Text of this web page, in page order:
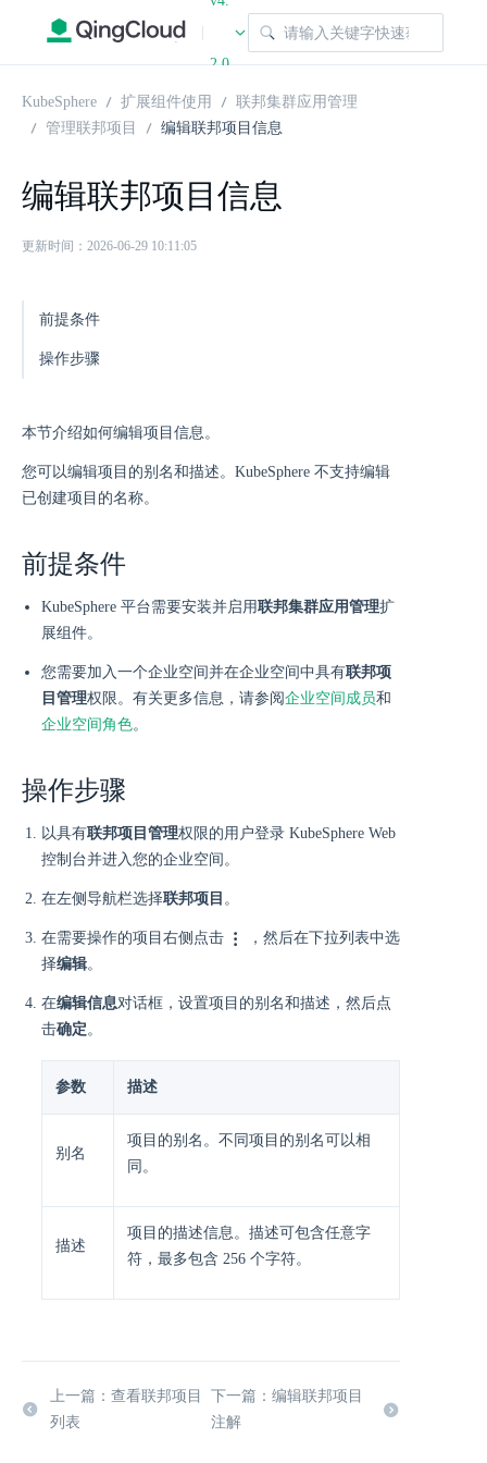
|
2.0
KubeSphere 扩展组件使用
联邦集群应用管理
管理联邦项目
编辑联邦项目信息
编辑联邦项目信息
更新时间：2026-06-29 10:11:05
前提条件
操作步骤
本节介绍如何编辑项目信息。
您可以编辑项目的别名和描述。KubeSphere 不支持编辑
已创建项目的名称。
前提条件
KubeSphere 平台需要安装并启用联邦集群应用管理扩
展组件。
您需要加入一个企业空间并在企业空间中具有联邦项
目管理权限。有关更多信息，请参阅企业空间成员和
企业空间角色。
操作步骤
以具有联邦项目管理权限的用户登录 KubeSphere Web
控制台并进入您的企业空间。
在左侧导航栏选择联邦项目 。
在需要操作的项目右侧点击
，然后在下拉列表中选
择编辑。
在编辑信息对话框，设置项目的别名和描述，然后点
击确定。
参数 描述
别名
项目的别名。不同项目的别名可以相
同。
描述
项目的描述信息。描述可包含任意字
符，最多包含 256 个字符。
上一篇：查看联邦项目
列表
下一篇：编辑联邦项目
注解